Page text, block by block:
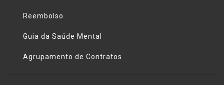
Reembolso
Guia da Saúde Mental
Agrupamento de Contratos